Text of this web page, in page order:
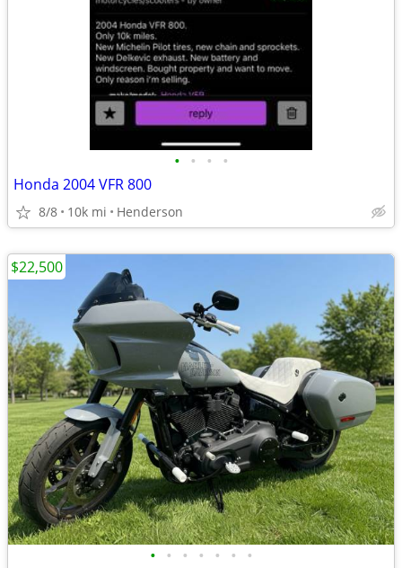
• • • •
Honda 2004 VFR 800
8/8 10k mi Henderson
• • • • • • •
$22,500